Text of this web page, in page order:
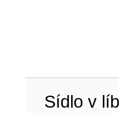
Sídlo v